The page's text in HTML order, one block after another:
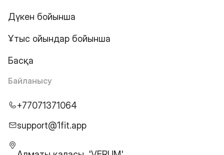
Дүкен бойынша
Ұтыс ойындар бойынша
Басқа
Байланысу
+77071371064
support@1fit.app